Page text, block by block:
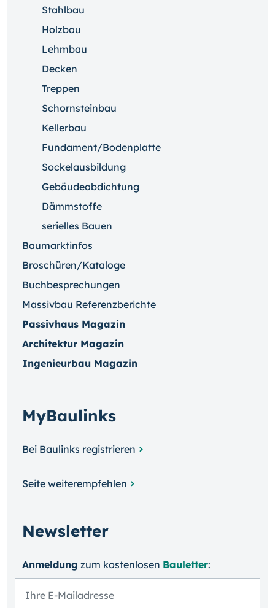
Stahlbau
Holzbau
Lehmbau
Decken
Treppen
Schornsteinbau
Kellerbau
Fundament/Bodenplatte
Sockelausbildung
Gebäudeabdichtung
Dämmstoffe
serielles Bauen
Baumarktinfos
Broschüren/Kataloge
Buchbesprechungen
Massivbau Referenzberichte
Passivhaus Magazin
Architektur Magazin
Ingenieurbau Magazin
MyBaulinks
Bei Baulinks registrieren
Seite weiterempfehlen
Newsletter
Anmeldung zum kosten­losen Bauletter: